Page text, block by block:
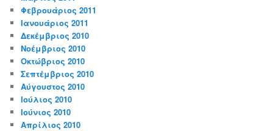
Φεβρουάριος 2011
Ιανουάριος 2011
Δεκέμβριος 2010
Νοέμβριος 2010
Οκτώβριος 2010
Σεπτέμβριος 2010
Αύγουστος 2010
Ιούλιος 2010
Ιούνιος 2010
Απρίλιος 2010